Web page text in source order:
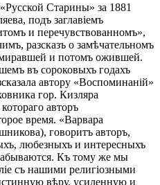
Старины» за 1881
подъ заглавіемъ
и перечувствованномъ»,
разсказъ о замѣчательномъ
и потомъ ожившей.
въ сороковыхъ годахъ
автору «Воспоминаній»
гор. Кизляра
авторъ
время. «Варвара
говоритъ авторъ,
любезныхъ и интересныхъ
Къ тому же мы
съ нашими религіозными
вѣру, усиленную и